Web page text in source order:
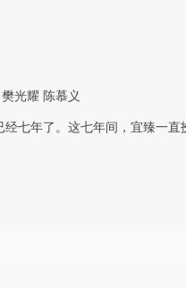
樊光耀 陈慕义
七年了。这七年间，宜臻一直